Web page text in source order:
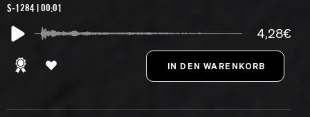
S-1284 | 00:01
4,28€